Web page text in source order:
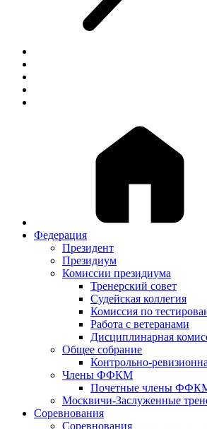
Федерация
Президент
Президиум
Комиссии президиума
Тренерский совет
Судейская коллегия
Комиссия по
Работа с ветеранами
Дисциплинарная
Общее собрание
Контрольно-
Члены ФФКМ
Почетные члены
Москвичи-Заслуженные
Соревнования
Соревнования